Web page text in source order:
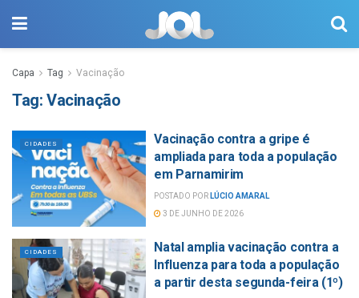
Capa Tag Vacinação
Tag: Vacinação
CIDADES
Vacinação contra a gripe é
ampliada para toda a população
em Parnamirim
POSTADO POR LÚCIO AMARAL
3 DE JUNHO DE 2026
CIDADES
Natal amplia vacinação contra a
Influenza para toda a população
a partir desta segunda-feira (1º)